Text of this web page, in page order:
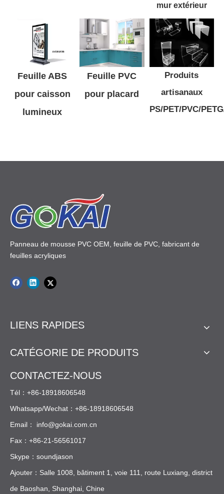
mur extérieur
Feuille ABS
pour caisson
lumineux
Feuille PVC
pour placard
Produits
artisanaux
PS/PET/PVC/
Panneau de mousse PVC OEM, feuille de PVC, fabricant de
feuilles acryliques
LIENS RAPIDES
CATÉGORIE DE PRODUITS
CONTACTEZ-NOUS
Tél：+86-18918606548
Whatsapp/Wechat：+86-18918606548
Email： info@gokai.com.cn
Fax：+86-21-56561017
Skype：soundjason
Ajouter：Salle 1008, bâtiment 1, voie 111, route Luxiang, district
de Baoshan, Shanghai, Chine